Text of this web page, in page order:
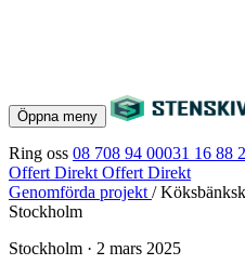
Öppna meny
Ring oss 08 708 94 00031 16 88
Offert Direkt Offert Direkt
Genomförda projekt /
Stockholm
Stockholm · 2 mars 2025